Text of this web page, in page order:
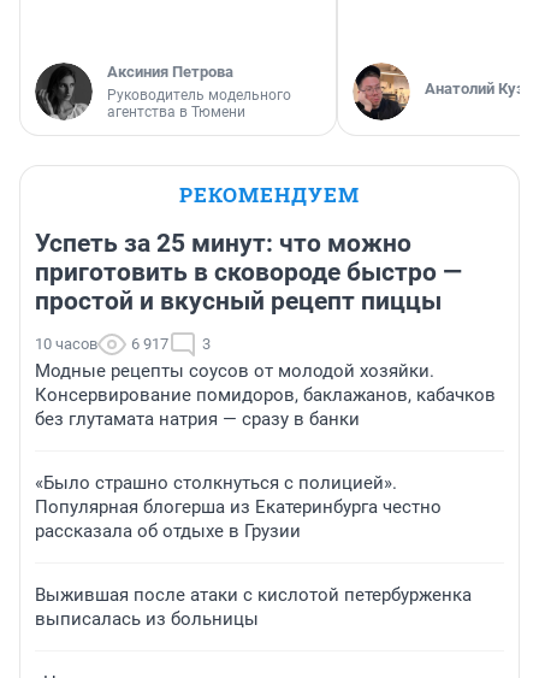
Аксиния Петрова
Руководитель модельного
агентства в Тюмени
Анатолий
РЕКОМЕНДУЕМ
Успеть за 25 минут: что можно
приготовить в сковороде быстро —
простой и вкусный рецепт пиццы
10 часов 6 917 3
Модные рецепты соусов от молодой хозяйки.
Консервирование помидоров, баклажанов, кабачков
без глутамата натрия — сразу в банки
«Было страшно столкнуться с полицией».
Популярная блогерша из Екатеринбурга честно
рассказала об отдыхе в Грузии
Выжившая после атаки с кислотой петербурженка
выписалась из больницы